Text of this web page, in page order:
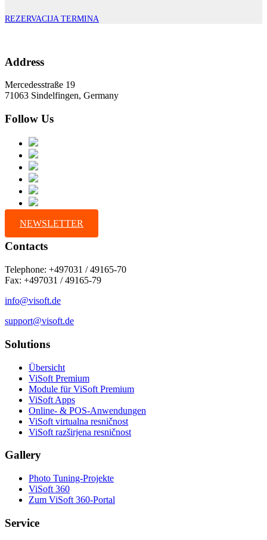
REZERVACIJA TERMINA
Address
Mercedesstraße 19
71063 Sindelfingen, Germany
Follow Us
NEWSLETTER
Contacts
Telephone: +497031 / 49165-70
Fax: +497031 / 49165-79
info@visoft.de
support@visoft.de
Solutions
Übersicht
ViSoft Premium
Module für ViSoft Premium
ViSoft Apps
Online- & POS-Anwendungen
ViSoft virtualna resničnost
ViSoft razširjena resničnost
Gallery
Photo Tuning-Projekte
ViSoft 360
Zum ViSoft 360-Portal
Service